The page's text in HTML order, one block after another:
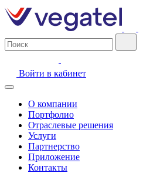
Войти в кабинет
О компании
Портфолио
Отраслевые решения
Услуги
Партнерство
Приложение
Контакты